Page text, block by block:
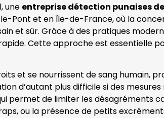
une entreprise détection punaises
Pont et en Île-de-France, où la
et sûr. Grâce à des pratiques
Cette approche est essentielle
et se nourrissent de sang humain,
d’autant plus difficile si des
permet de limiter les désagréments
ou la présence de petits